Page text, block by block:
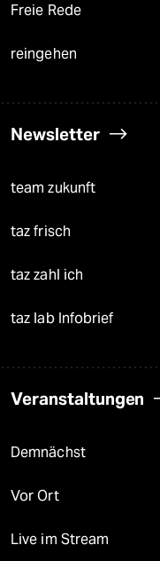
Freie Rede
reingehen
Newsletter
team zukunft
taz frisch
taz zahl ich
taz lab Infobrief
Veranstaltungen
Demnächst
Vor Ort
Live im Stream